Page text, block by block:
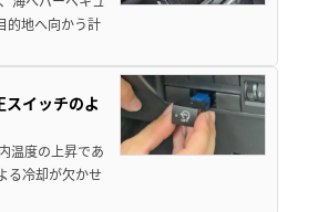
的地へ向かう計
イッチのよ
温度の上昇であ
る冷却が欠かせ